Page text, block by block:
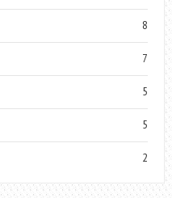
8
7
5
5
2